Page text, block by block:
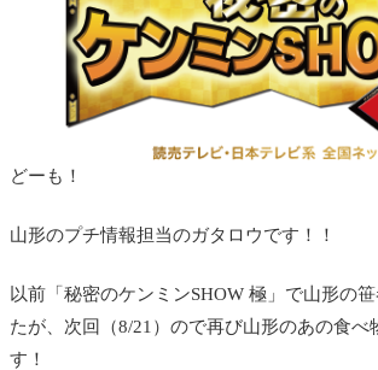
どーも！
山形のプチ情報担当のガタロウです！！
以前「秘密のケンミンSHOW 極」で山形の
たが、次回（8/21）ので再び山形のあの食べ
す！